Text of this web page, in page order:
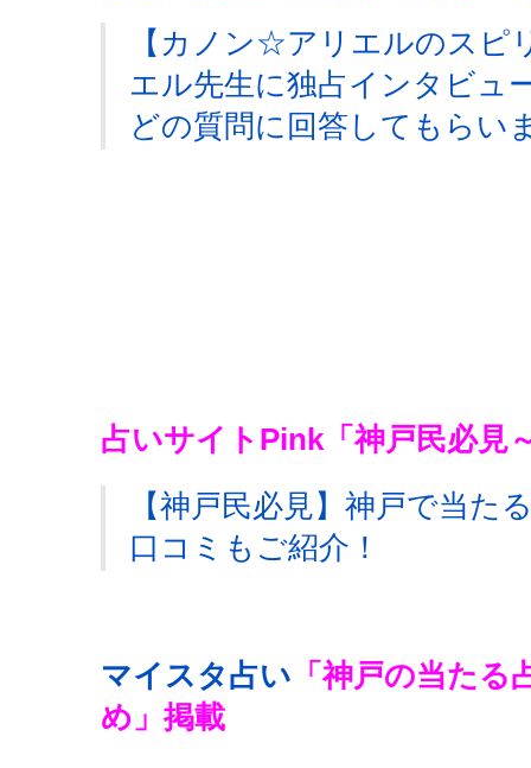
【カノン☆アリエルのスピ
エル先生に独占インタビュ
どの質問に回答してもらい
占いサイトPink 「神戸民必見
【神戸民必見】神戸で当た
口コミもご紹介！
マイスタ占い 「神戸の当た
め」掲載